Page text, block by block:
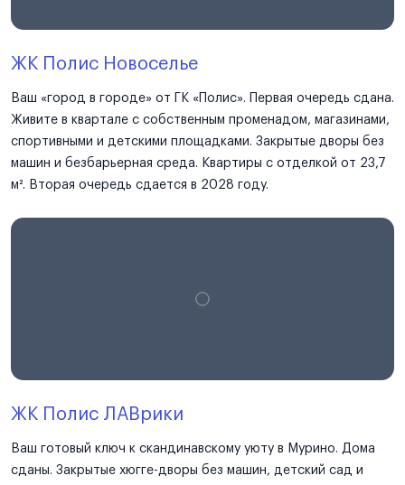
ЖК Полис Новоселье
Ваш «город в городе» от ГК «Полис». Первая очередь сдана.
Живите в квартале с собственным променадом, магазинами,
спортивными и детскими площадками. Закрытые дворы без
машин и безбарьерная среда. Квартиры с отделкой от 23,7
м². Вторая очередь сдается в 2028 году.
ЖК Полис ЛАВрики
Ваш готовый ключ к скандинавскому уюту в Мурино. Дома
сданы. Закрытые хюгге-дворы без машин, детский сад и